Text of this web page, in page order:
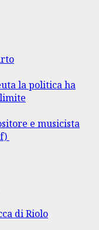
la politica ha
e musicista
di Riolo